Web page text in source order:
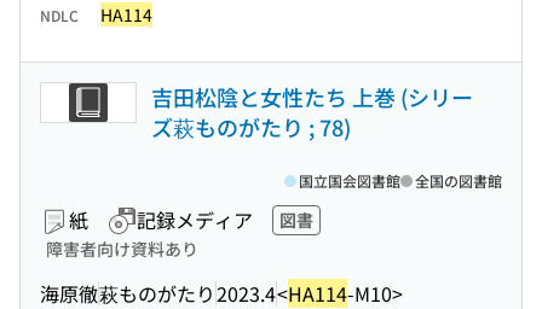
NDLC HA114
吉田松陰と女性たち 上巻 (シリー
ズ萩ものがたり ; 78)
紙 記録メディア
図書
障害者向け資料あり
海原徹萩ものがたり2023.4<HA114-M10>
国立国会図書館 全国の図書館